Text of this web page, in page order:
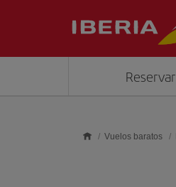
Reservar
Vuelos baratos